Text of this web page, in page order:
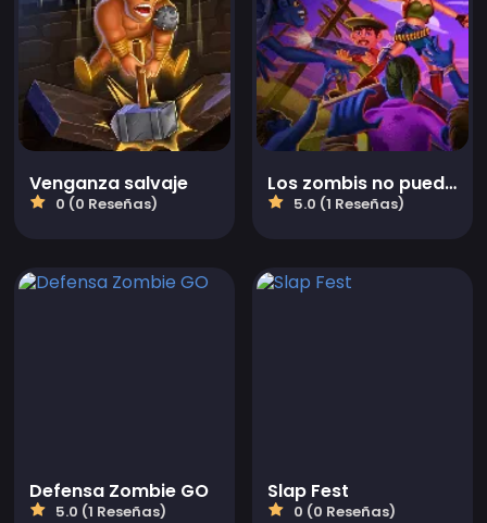
Venganza salvaje
0 (0 Reseñas)
Los zombis no pueden saltar 2
5.0 (1 Reseñas)
Defensa Zombie GO
5.0 (1 Reseñas)
Slap Fest
0 (0 Reseñas)